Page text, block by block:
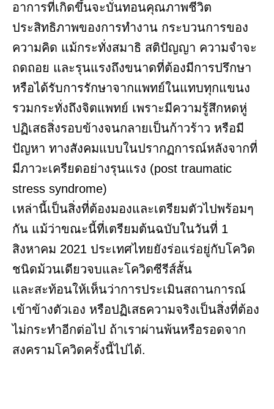
อาการที่เกิดขึ้นจะบั่นทอนคุณภาพชีวิต
ประสิทธิภาพของการทำงาน กระบวนการของ
ความคิด แม้กระทั่งสมาธิ สติปัญญา ความจำจะ
ถดถอย และรุนแรงถึงขนาดที่ต้องมีการปรึกษา
หรือได้รับการรักษาจากแพทย์ในแทบทุกแขนง
รวมกระทั่งถึงจิตแพทย์ เพราะมีความรู้สึกหดหู่
ปฏิเสธสิ่งรอบข้างจนกลายเป็นก้าวร้าว หรือมี
ปัญหา ทางสังคมแบบในปรากฏการณ์หลังจากที่
มีภาวะเครียดอย่างรุนแรง (post traumatic
stress syndrome)
เหล่านี้เป็นสิ่งที่ต้องมองและเตรียมตัวไปพร้อมๆ
กัน แม้ว่าขณะนี้ที่เตรียมต้นฉบับในวันที่ 1
สิงหาคม 2021 ประเทศไทยยังร่อแร่อยู่กับโควิด
ชนิดม้วนเดียวจบและโควิดซีรีส์สั้น
และสะท้อนให้เห็นว่าการประเมินสถานการณ์
เข้าข้างตัวเอง หรือปฏิเสธความจริงเป็นสิ่งที่ต้อง
ไม่กระทำอีกต่อไป ถ้าเราผ่านพ้นหรือรอดจาก
สงครามโควิดครั้งนี้ไปได้.